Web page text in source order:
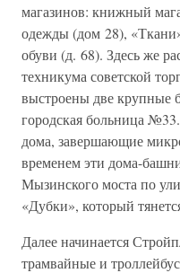
магазинов: книжный
одежды (дом 28),
обуви (д. 68). Здесь же
техникума советской
выстроены две крупные
городская больница
дома, завершающие
временем эти дома-
Мызинского моста по
«Дубки», который
Далее начинается
трамвайные и